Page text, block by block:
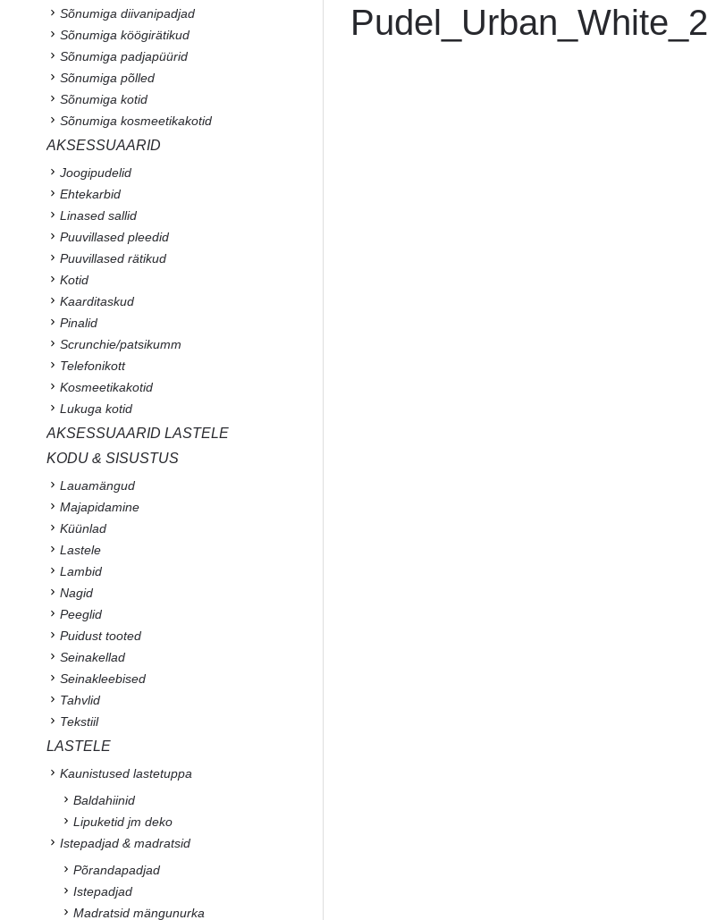
Pudel_Urban_White_2
Sõnumiga diivanipadjad
Sõnumiga köögirätikud
Sõnumiga padjapüürid
Sõnumiga põlled
Sõnumiga kotid
Sõnumiga kosmeetikakotid
AKSESSUAARID
Joogipudelid
Ehtekarbid
Linased sallid
Puuvillased pleedid
Puuvillased rätikud
Kotid
Kaarditaskud
Pinalid
Scrunchie/patsikumm
Telefonikott
Kosmeetikakotid
Lukuga kotid
AKSESSUAARID LASTELE
KODU & SISUSTUS
Lauamängud
Majapidamine
Küünlad
Lastele
Lambid
Nagid
Peeglid
Puidust tooted
Seinakellad
Seinakleebised
Tahvlid
Tekstiil
LASTELE
Kaunistused lastetuppa
Baldahiinid
Lipuketid jm deko
Istepadjad & madratsid
Põrandapadjad
Istepadjad
Madratsid mängunurka